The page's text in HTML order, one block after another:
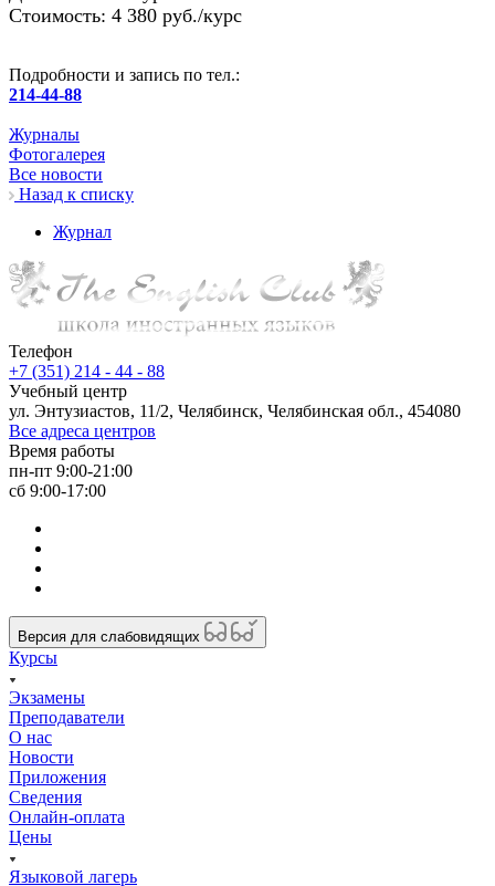
Стоимость: 4 380 руб./курс
Подробности и запись по тел.:
214-44-88
Журналы
Фотогалерея
Все новости
Назад к списку
Журнал
Телефон
+7 (351) 214 - 44 - 88
Учебный центр
ул. Энтузиастов, 11/2, Челябинск, Челябинская обл., 454080
Все адреса центров
Время работы
пн-пт 9:00-21:00
сб 9:00-17:00
Версия для слабовидящих
Курсы
Экзамены
Преподаватели
О нас
Новости
Приложения
Сведения
Онлайн-оплата
Цены
Языковой лагерь